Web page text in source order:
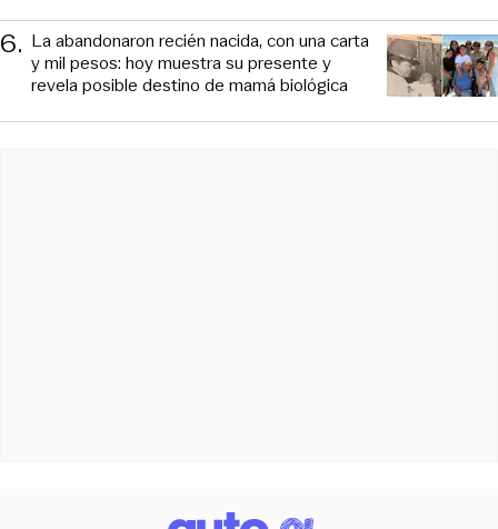
6. La abandonaron recién nacida, con una carta
y mil pesos: hoy muestra su presente y
revela posible destino de mamá biológica